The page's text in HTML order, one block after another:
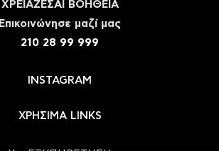
ΧΡΕΙΑΖΕΣΑΙ ΒΟΗΘΕΙΑ
Eπικοινώνησε μαζί μας
210 28 99 999
INSTAGRAM
ΧΡΗΣΙΜΑ LINKS